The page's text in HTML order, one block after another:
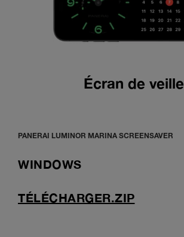
Écran de veille
PANERAI LUMINOR MARINA SCREENSAVER
WINDOWS
TÉLÉCHARGER.ZIP